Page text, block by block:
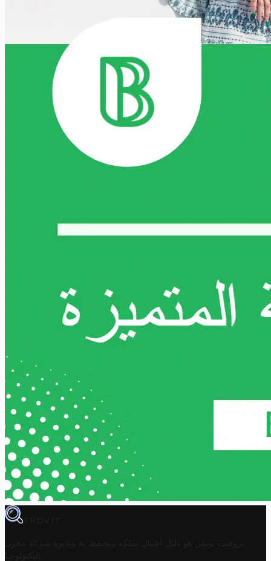
TROVIT
تروفيت تونس هو دليل أعمال تملكه وتحتفظ به وتديره
شركة مخزن
التكنولوجيا